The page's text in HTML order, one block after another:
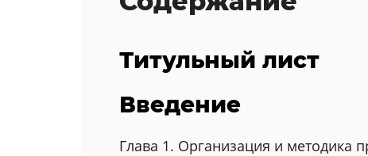
Титульный лист
Введение
Глава 1. Организация и методика